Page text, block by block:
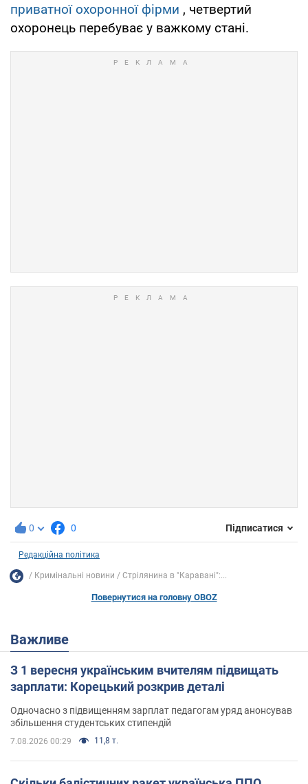
приватної охоронної фірми , четвертий
охоронець перебуває у важкому стані.
0 0 Підписатися
Редакційна політика
Кримінальні новини Стрілянина в "Каравані":...
Повернутися на головну OBOZ
Важливе
З 1 вересня українським вчителям підвищать
зарплати: Корецький розкрив деталі
Одночасно з підвищенням зарплат педагогам уряд анонсував
збільшення студентських стипендій
7.08.2026 00:29 11,8 т.